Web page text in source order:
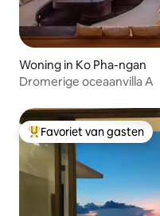
Woning in Ko Pha-ngan
Dromerige oceaanvilla A
Topfavoriet van gasten
Favoriet van gasten